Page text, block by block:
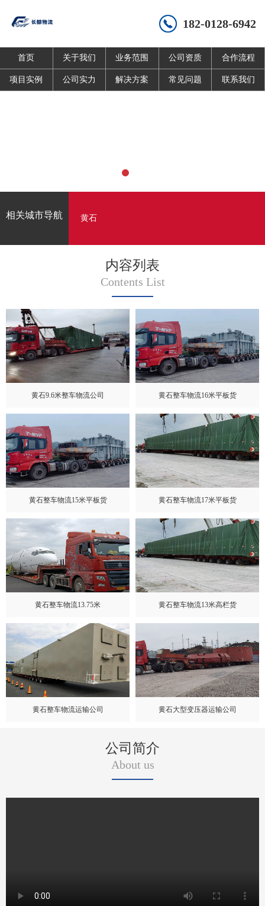
182-0128-6942
首页 关于我们 业务范围 公司资质 合作流程
项目实例 公司实力 解决方案 常见问题 联系我们
相关城市导航 黄石
内容列表
Contents List
黄石9.6米整车物流公司 黄石整车物流16米平板货
黄石整车物流15米平板货 黄石整车物流17米平板货
黄石整车物流13.75米 黄石整车物流13米高栏货
黄石整车物流运输公司 黄石大型变压器运输公司
公司简介
About us